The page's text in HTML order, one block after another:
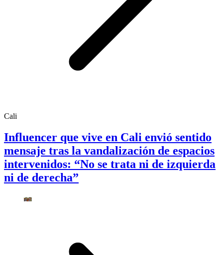
Cali
Influencer que vive en Cali envió sentido
mensaje tras la vandalización de espacios
intervenidos: “No se trata ni de izquierda
ni de derecha”